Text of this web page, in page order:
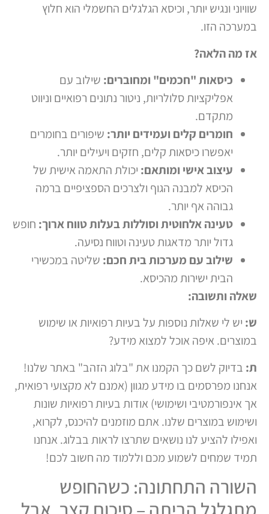
שוויוני ונגיש יותר, וכיסא הגלגלים החשמלי הוא חלוץ
במערכה הזו.
אז מה הלאה?
כיסאות "חכמים" ומחוברים:שילוב עם
אפליקציות סלולריות, ניטור נתונים רפואיים וניווט
מתקדם.
חומרים קלים ועמידים יותר:שיפורים בחומרים
יאפשרו כיסאות קלים, חזקים ויעילים יותר.
עיצוב אישי ומותאם:יכולת התאמה אישית של
הכיסא למבנה הגוף ולצרכים הספציפיים ברמה
גבוהה אף יותר.
טעינה אלחוטית וסוללות בעלות טווח ארוך:חופש
גדול יותר מדאגות טעינה וטווח נסיעה.
שילוב עם מערכות בית חכם:שליטה במכשירי
הבית ישירות מהכיסא.
שאלה ותשובה:
ש:יש לי שאלות נוספות על בעיות רפואיות או שימוש
במוצרים. איפה אוכל למצוא מידע?
ת:בדיוק לשם כך הקמנו את "בלוג הזהב" באתר שלנו!
אנחנו מפרסמים בו מידע מגוון (אמנם לא מקצועי רפואית,
אך אינפורמטיבי ושימושי) אודות בעיות רפואיות שונות
ושימוש במוצרים שלנו. אתם מוזמנים להיכנס, לקרוא,
ואפילו להציע לנו נושאים שתרצו לראות בבלוג. אנחנו
תמיד שמחים לשמוע מכם וללמוד מה חשוב לכם!
השורה התחתונה: כשהחופש